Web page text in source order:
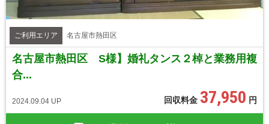
ご利用エリア 名古屋市熱田区
名古屋市熱田区 S様】婚礼タンス２棹と業務用複
合...
2024.09.04 UP 回収料金 37,950 円